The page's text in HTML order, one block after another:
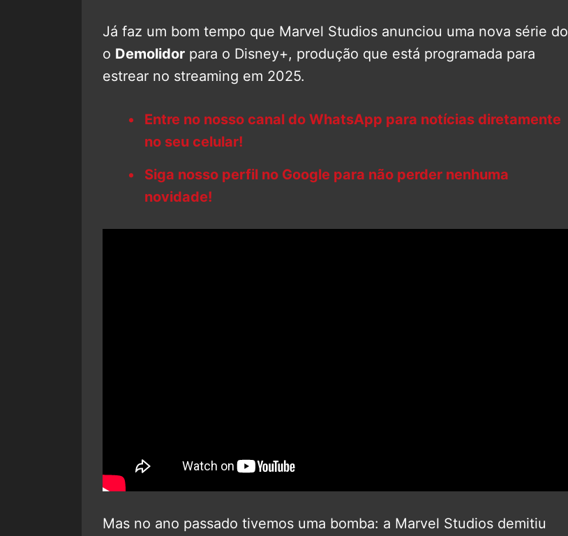
Já faz um bom tempo que Marvel Studios anunciou uma nova série do
o Demolidor para o Disney+, produção que está programada para
estrear no streaming em 2025.
Entre no nosso canal do WhatsApp para notícias diretamente
no seu celular!
Siga nosso perfil no Google para não perder nenhuma
novidade!
Mas no ano passado tivemos uma bomba: a Marvel Studios demitiu